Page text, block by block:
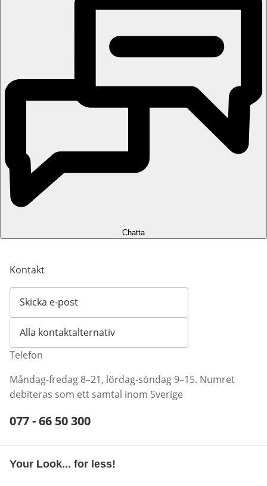
Chatta
Kontakt
Skicka e-post
Öppnar e-postklient
Alla kontaktalternativ
Telefon
Måndag-fredag 8–21, lördag-söndag 9–15. Numret
debiteras som ett samtal inom Sverige
Telefonnummer:
077 - 66 50 300
Your Look... for less!